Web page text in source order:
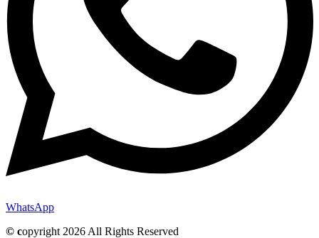
WhatsApp
© copyright 2026 All Rights Reserved